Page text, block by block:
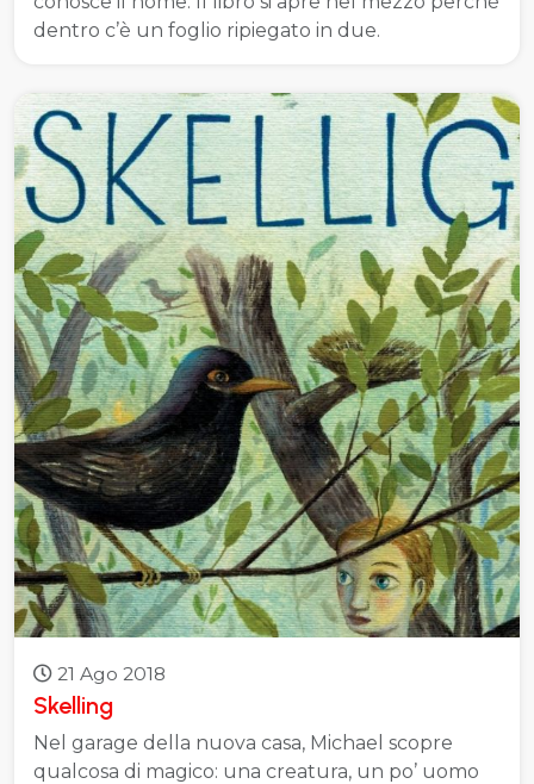
dentro c’è un foglio ripiegato in due.
21 Ago 2018
Skelling
Nel garage della nuova casa, Michael scopre
qualcosa di magico: una creatura, un po’ uomo